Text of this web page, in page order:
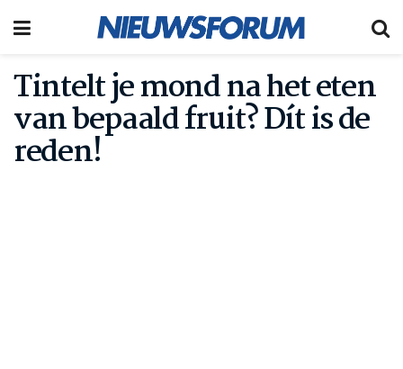
Tintelt je mond na het eten
van bepaald fruit? Dít is de
reden!